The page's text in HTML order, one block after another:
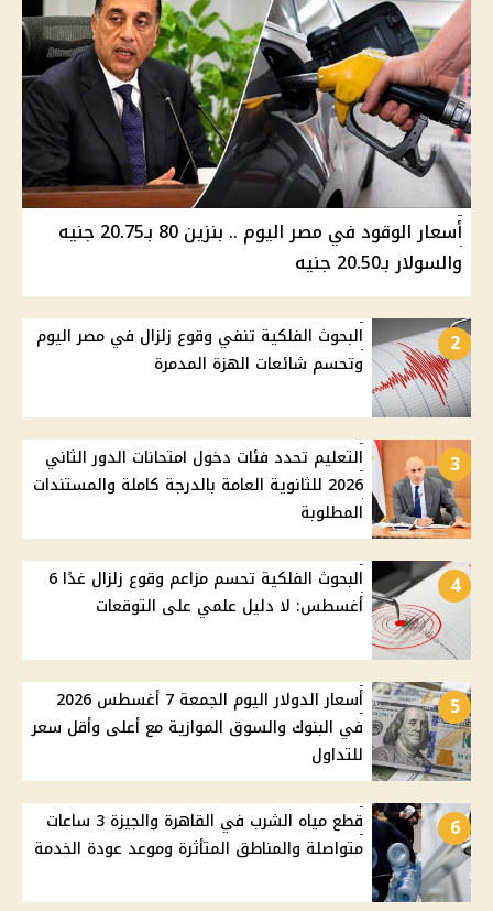
أسعار الوقود في مصر اليوم .. بنزين 80 بـ20.75 جنيه
والسولار بـ20.50 جنيه
2
البحوث الفلكية تنفي وقوع زلزال في مصر اليوم
وتحسم شائعات الهزة المدمرة
3
التعليم تحدد فئات دخول امتحانات الدور الثاني
2026 للثانوية العامة بالدرجة كاملة والمستندات
المطلوبة
4
البحوث الفلكية تحسم مزاعم وقوع زلزال غدًا 6
أغسطس: لا دليل علمي على التوقعات
5
أسعار الدولار اليوم الجمعة 7 أغسطس 2026
في البنوك والسوق الموازية مع أعلى وأقل سعر
للتداول
6
قطع مياه الشرب في القاهرة والجيزة 3 ساعات
متواصلة والمناطق المتأثرة وموعد عودة الخدمة